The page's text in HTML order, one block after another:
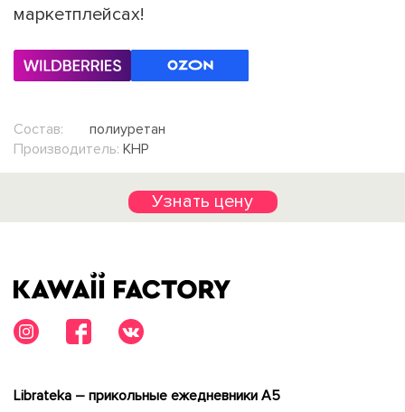
маркетплейсах!
Состав:
полиуретан
Производитель: КНР
Узнать цену
Librateka – прикольные ежедневники А5